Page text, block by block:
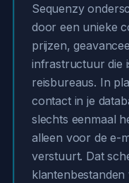
Sequenzy
door een unieke
prijzen,
infrastructuur die
reisbureaus. In
contact in je
slechts eenmaal
alleen voor de e-
verstuurt. Dat